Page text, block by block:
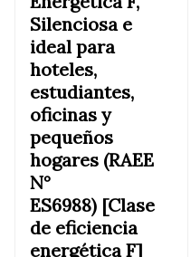
Silenciosa e
ideal para
hoteles,
estudiantes,
oficinas y
pequeños
hogares (RAEE
N°
ES6988) [Clase
de eficiencia
energética F]